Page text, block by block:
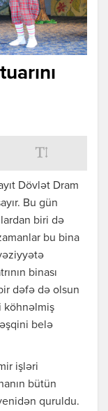
Dövlət Dram
Bu gün
biri də
bu bina
binası
dəfə də olsun
köhnəlmiş
belə
işləri
bütün
quruldu.